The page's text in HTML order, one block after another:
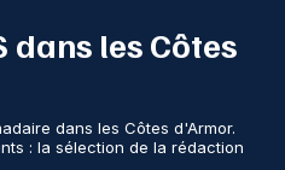
dans les Côtes
dans les Côtes d'Armor.
: la sélection de la rédaction